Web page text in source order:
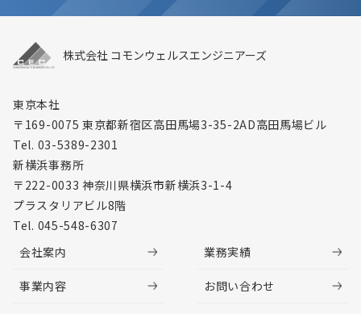
株式会社 コモンウェルスエンジニアーズ
東京本社
〒169-0075 東京都新宿区高田馬場3-35-2AD高田馬場ビル
Tel. 03-5389-2301
新横浜事務所
〒222-0033 神奈川県横浜市新横浜3-1-4
プラスタリアビル8階
Tel. 045-548-6307
会社案内
事業内容
業務実績
お問い合わせ